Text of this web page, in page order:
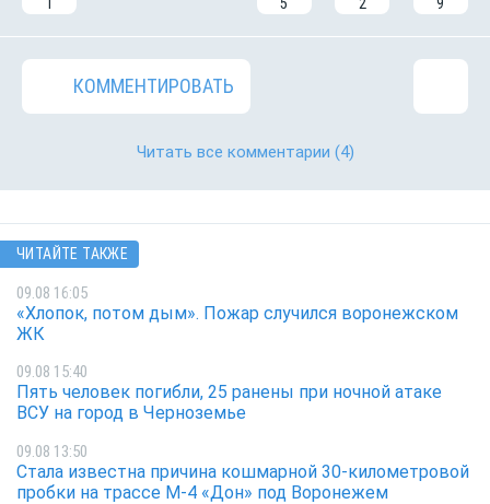
1 5 2 9
КОММЕНТИРОВАТЬ
Читать все комментарии (4)
ЧИТАЙТЕ ТАКЖЕ
09.08 16:05
«Хлопок, потом дым». Пожар случился воронежском
ЖК
09.08 15:40
Пять человек погибли, 25 ранены при ночной атаке
ВСУ на город в Черноземье
09.08 13:50
Стала известна причина кошмарной 30-километровой
пробки на трассе М-4 «Дон» под Воронежем